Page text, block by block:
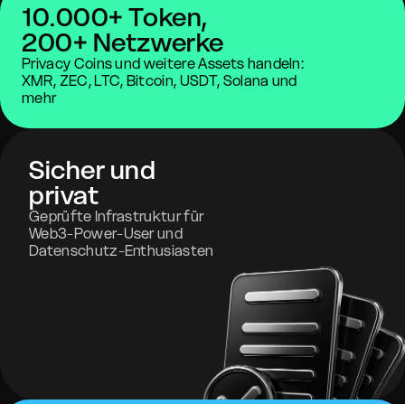
10.000+ Token,
200+ Netzwerke
Privacy Coins und weitere Assets handeln:
XMR, ZEC, LTC, Bitcoin, USDT, Solana und
mehr
Sicher und
privat
Geprüfte Infrastruktur für
Web3-Power-User und
Datenschutz-Enthusiasten